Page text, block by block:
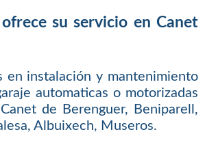
su servicio en Canet
en instalación y mantenimiento
automaticas o motorizadas
de Berenguer, Beniparell,
Albuixech, Museros.